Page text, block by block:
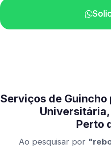
Serviços de Guincho
Universitária,
Perto
Ao pesquisar por